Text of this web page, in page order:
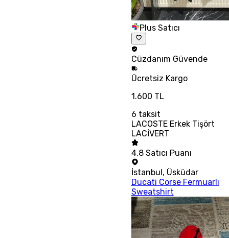
Plus Satıcı
Cüzdanım Güvende
Ücretsiz Kargo
1.600 TL
6 taksit
LACOSTE Erkek Tişört
LACİVERT
4.8 Satıcı Puanı
İstanbul, Üsküdar
Ducati Corse Fermuarlı
Sweatshirt